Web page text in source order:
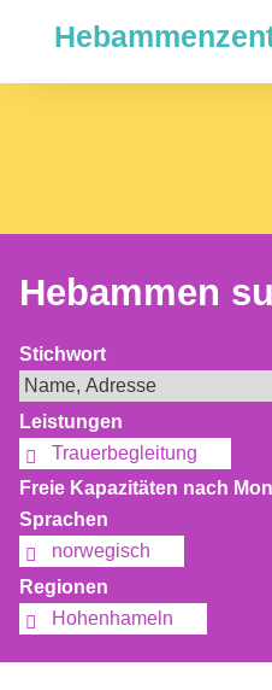
Hebammen
Stichwort
Leistungen
Trauerbegleitung
Freie Kapazitäten nach
Sprachen
norwegisch
Regionen
Hohenhameln